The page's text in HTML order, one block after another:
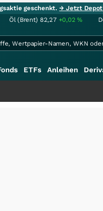
geschenkt.→ Jetzt Depot
Öl (Brent) 82,27 +0,02%
ETFs Anleihen